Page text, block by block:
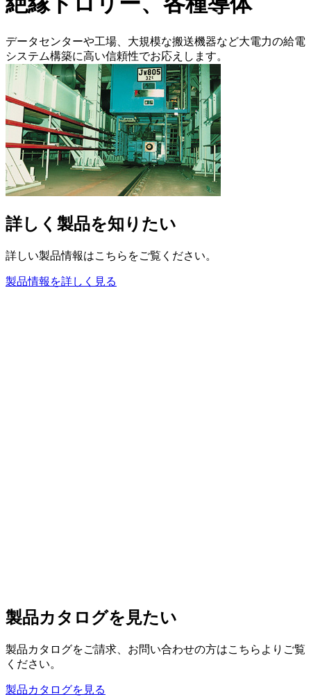
データセンターや工場、大規模な搬送機器など大電力の給電
システム構築に高い信頼性でお応えします。
詳しく製品を知りたい
詳しい製品情報はこちらをご覧ください。
製品情報を詳しく見る
製品カタログを見たい
製品カタログをご請求、お問い合わせの方はこちらよりご覧
ください。
製品カタログを見る